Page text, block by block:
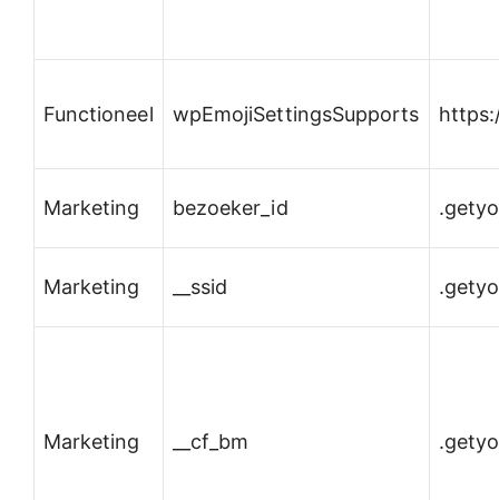
Functioneel wpEmojiSettingsSupports
Marketing bezoeker_id
Marketing __ssid
Marketing __cf_bm